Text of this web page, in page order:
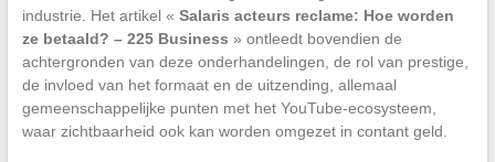
industrie. Het artikel « Salaris acteurs reclame: Hoe worden
ze betaald? – 225 Business » ontleedt bovendien de
achtergronden van deze onderhandelingen, de rol van prestige,
de invloed van het formaat en de uitzending, allemaal
gemeenschappelijke punten met het YouTube-ecosysteem,
waar zichtbaarheid ook kan worden omgezet in contant geld.